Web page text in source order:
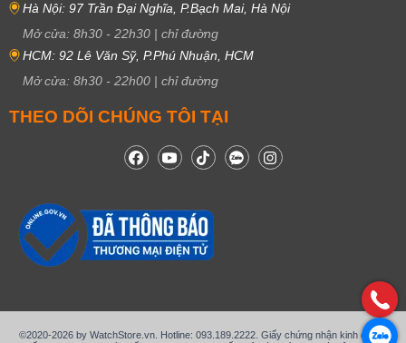
Hà Nội: 97 Trần Đại Nghĩa, P.Bạch Mai, Hà Nội
Mở cửa: 8h30 - 22h30 | chỉ đường
HCM: 92 Lê Văn Sỹ, P.Phú Nhuận, HCM
Mở cửa: 8h30 - 22h00 | chỉ đường
THEO DÕI CHÚNG TÔI TẠI
©2020-2026 by WatchStore.vn. Hotline: 093.189.2222. Giấy chứng nhận kinh doanh